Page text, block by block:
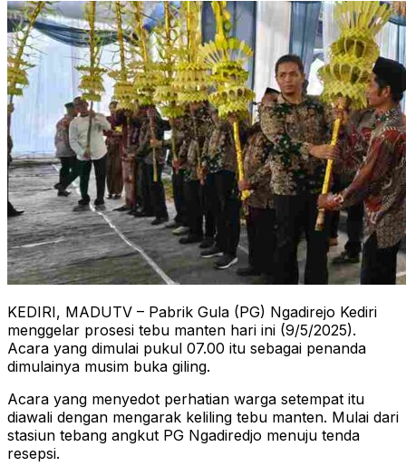
KEDIRI, MADUTV – Pabrik Gula (PG) Ngadirejo Kediri
menggelar prosesi tebu manten hari ini (9/5/2025).
Acara yang dimulai pukul 07.00 itu sebagai penanda
dimulainya musim buka giling.
Acara yang menyedot perhatian warga setempat itu
diawali dengan mengarak keliling tebu manten. Mulai dari
stasiun tebang angkut PG Ngadiredjo menuju tenda
resepsi.